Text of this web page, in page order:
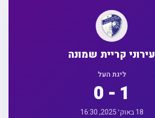
עירוני קריית שמונה
ליגת העל
0 - 1
18 באוק׳ 2025, 16:30